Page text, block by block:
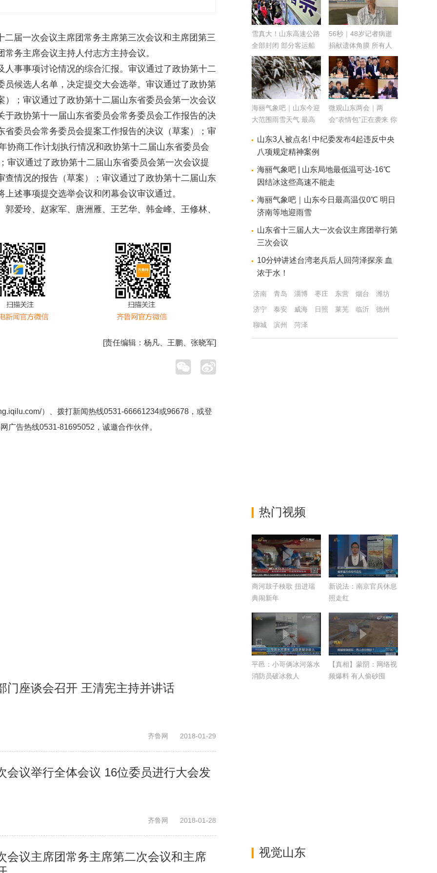
二届一次会议主席团常务主席第三次会议和主席团第三
务主席会议主持人付志方主持会议。
事事项讨论情况的综合汇报。审议通过了政协第十二
候选人名单，决定提交大会选举。审议通过了政协第
；审议通过了政协第十二届山东省委员会第一次会议
政协第十一届山东省委员会常务委员会工作报告的决
委员会常务委员会提案工作报告的决议（草案）；审
协商工作计划执行情况和政协第十二届山东省委员会
审议通过了政协第十二届山东省委员会第一次会议提
情况的报告（草案）；审议通过了政协第十二届山东
述事项提交选举会议和闭幕会议审议通过。
爱玲、赵家军、唐洲雁、王艺华、韩金峰、王修林、
[责任编辑： 杨凡、王鹏、张晓军]
）、拨打新闻热线0531-66661234或96678，或登
广告热线0531-81695052 ，诚邀合作伙伴。
门座谈会召开 王清宪主持并讲话
齐鲁网 2018-01-29
会议举行全体会议 16位委员进行大会发
齐鲁网 2018-01-28
会议主席团常务主席第二次会议和主席
雪真大！山东高速公路
全部封闭 部分客运船
舶停航
56秒｜48岁记者病逝
捐献遗体角膜 所有人
都被感动了…
海丽气象吧｜山东今迎
大范围雨雪天气 最高
微观山东两会｜两
会“表情包”正在袭来 你
山东3人被点名! 中纪委发布4起违反中央
八项规定精神案例
海丽气象吧 | 山东局地最低温可达-16℃
因结冰这些高速不能走
海丽气象吧｜山东今日最高温仅0℃ 明日
济南等地迎雨雪
​山东省十三届人大一次会议主席团举行第
三次会议
10分钟讲述台湾老兵后人回菏泽探亲 血
浓于水！
济南 青岛 淄博 枣庄 东营 烟台
潍坊
济宁
泰安 威海 日照 莱芜 临沂
德州
聊城
滨州 菏泽
热门视频
商河鼓子秧歌 扭进瑞
典闹新年
新说法：南京官兵休息
照走红
平邑：小哥俩冰河落水
消防员破冰救人
【真相】蒙阴：网络视
频爆料 有人偷砂囤
视觉山东